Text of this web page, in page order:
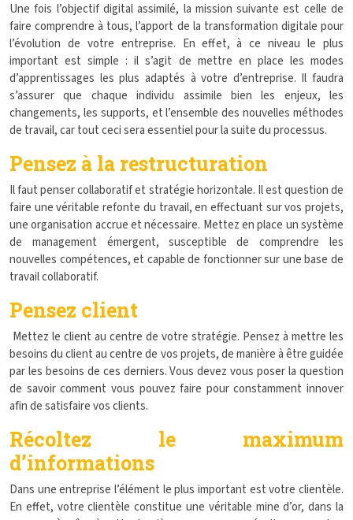
Une fois l’objectif digital assimilé, la mission suivante est celle de
faire comprendre à tous, l’apport de la transformation digitale pour
l’évolution de votre entreprise. En effet, à ce niveau le plus
important est simple : il s’agit de mettre en place les modes
d’apprentissages les plus adaptés à votre d’entreprise. Il faudra
s’assurer que chaque individu assimile bien les enjeux, les
changements, les supports, et l’ensemble des nouvelles méthodes
de travail, car tout ceci sera essentiel pour la suite du processus.
Pensez à la restructuration
Il faut penser collaboratif et stratégie horizontale. Il est question de
faire une véritable refonte du travail, en effectuant sur vos projets,
une organisation accrue et nécessaire. Mettez en place un système
de management émergent, susceptible de comprendre les
nouvelles compétences, et capable de fonctionner sur une base de
travail collaboratif.
Pensez client
Mettez le client au centre de votre stratégie. Pensez à mettre les
besoins du client au centre de vos projets, de manière à être guidée
par les besoins de ces derniers. Vous devez vous poser la question
de savoir comment vous pouvez faire pour constamment innover
afin de satisfaire vos clients.
Récoltez le maximum
d’informations
Dans une entreprise l’élément le plus important est votre clientèle.
En effet, votre clientèle constitue une véritable mine d’or, dans la